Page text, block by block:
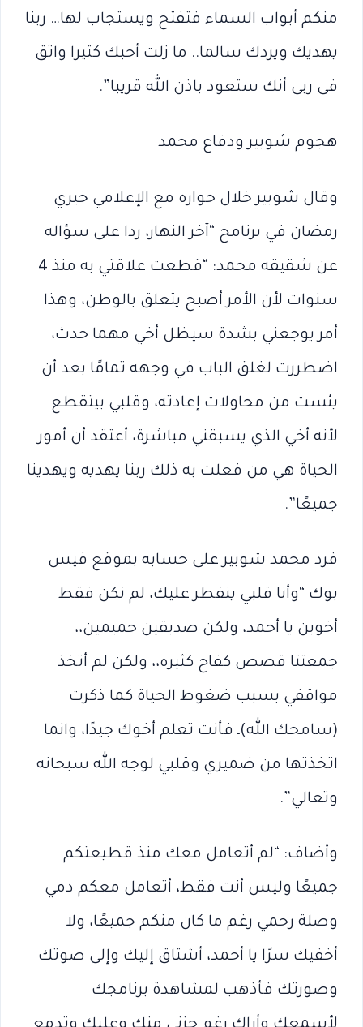
منكم أبواب السماء فتفتح ويستجاب لها… ربنا
يهديك ويردك سالما.. ما زلت أحبك كثيرا واثق
فى ربى أنك ستعود باذن الله قريبا”.
هجوم شوبير ودفاع محمد
وقال شوبير خلال حواره مع الإعلامي خيري
رمضان في برنامج “آخر النهار، ردا على سؤاله
عن شقيقه محمد: “قطعت علاقتي به منذ 4
سنوات لأن الأمر أصبح يتعلق بالوطن، وهذا
أمر يوجعني بشدة سيظل أخي مهما حدث،
اضطررت لغلق الباب في وجهه تمامًا بعد أن
يئست من محاولات إعادته، وقلبي بيتقطع
لأنه أخي الذي يسبقني مباشرة، أعتقد أن أمور
الحياة هي من فعلت به ذلك ربنا يهديه ويهدينا
جميعًا”.
فرد محمد شوبير على حسابه بموقع فيس
بوك “وأنا قلبي ينفطر عليك، لم نكن فقط
أخوين يا أحمد، ولكن صديقين حميمين،،
جمعتتا قصص كفاح كثيره،، ولكن لم أتخذ
مواقفي بسبب ضغوط الحياة كما ذكرت
(سامحك الله)ـ فأنت تعلم أخوك جيدًا، وانما
اتخذتها من ضميري وقلبي لوجه الله سبحانه
وتعالي”.
وأضاف: “لم أتعامل معك منذ قطيعتكم
جميعًا وليس أنت فقط، أتعامل معكم دمي
وصلة رحمي رغم ما كان منكم جميعًا، ولا
أخفيك سرًا يا أحمد، أشتاق إليك وإلى صوتك
وصورتك فأذهب لمشاهدة برنامجك